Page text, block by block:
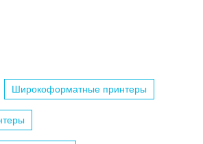
Широкоформатные принтеры